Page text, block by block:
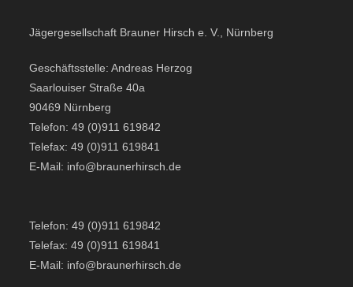
Jägergesellschaft Brauner Hirsch e. V., Nürnberg
Geschäftsstelle: Andreas Herzog
Saarlouiser Straße 40a
90469 Nürnberg
Telefon: 49 (0)911 619842
Telefax: 49 (0)911 619841
E-Mail: info@braunerhirsch.de
Telefon: 49 (0)911 619842
Telefax: 49 (0)911 619841
E-Mail: info@braunerhirsch.de